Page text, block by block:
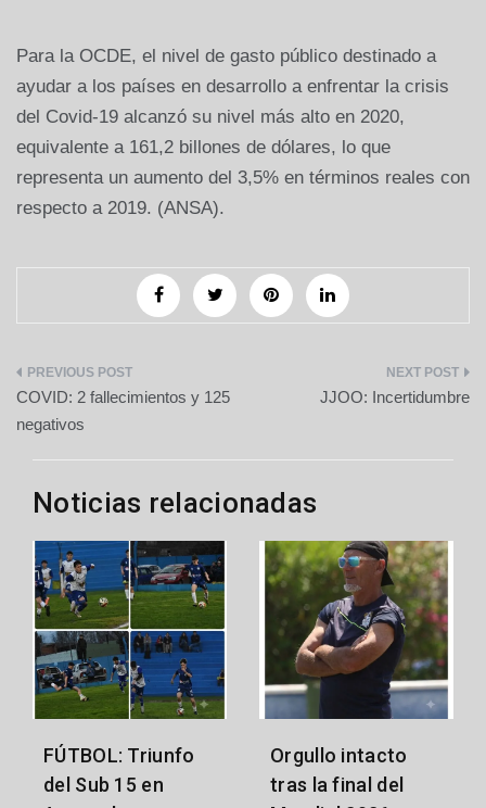
Para la OCDE, el nivel de gasto público destinado a
ayudar a los países en desarrollo a enfrentar la crisis
del Covid-19 alcanzó su nivel más alto en 2020,
equivalente a 161,2 billones de dólares, lo que
representa un aumento del 3,5% en términos reales con
respecto a 2019. (ANSA).
Navegación
de
entradas
COVID: 2 fallecimientos y 125
negativos
JJOO: Incertidumbre
Noticias relacionadas
FÚTBOL: Triunfo
del Sub 15 en
Orgullo intacto
tras la final del